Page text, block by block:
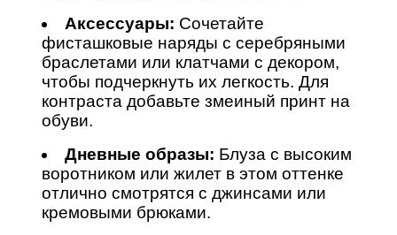
Аксессуары: Сочетайте
фисташковые наряды с серебряными
браслетами или клатчами с декором,
чтобы подчеркнуть их легкость. Для
контраста добавьте змеиный принт на
обуви.
Дневные образы: Блуза с высоким
воротником или жилет в этом оттенке
отлично смотрятся с джинсами или
кремовыми брюками.